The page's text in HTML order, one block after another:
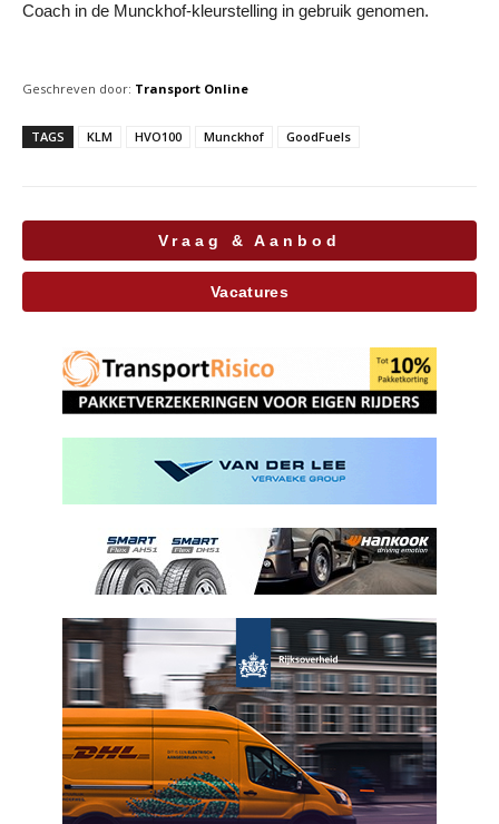
Coach in de Munckhof-kleurstelling in gebruik genomen.
Geschreven door: Transport Online
TAGS KLM HVO100 Munckhof GoodFuels
Vraag & Aanbod
Vacatures